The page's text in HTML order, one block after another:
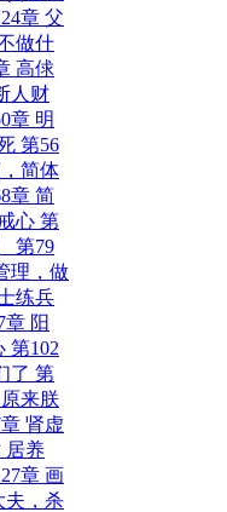
章 父
做什
高俅
人财
章 明
第56
简体
章 简
心 第
第79
理，做
练兵
章 阳
第102
了 第
来朕
肾虚
居养
章 画
夫，杀